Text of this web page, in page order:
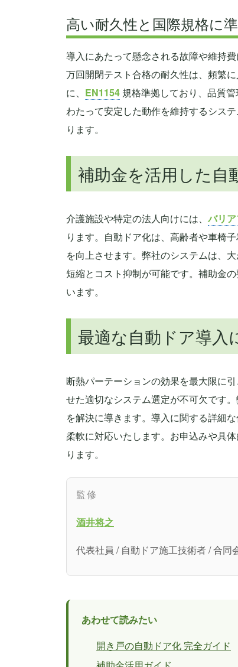
高い耐久性と国際規格に
導入にあたって懸念される故障や維持
万回開閉テスト合格の耐久性は、頻繁
に、 EN1154 規格準拠しており、品質
わたって安定した動作を維持するシス
ります。
補助金を活用した自
介護施設や特定の法人向けには、 バリ
ります。自動ドア化は、高齢者や車椅
を向上させます。弊社のシステムは、
短縮とコスト抑制が可能です。補助金
います。
最適な自動ドア導入
断熱パーテーションの効果を最大限に
せた適切なシステム選定が不可欠です
を解決に導きます。導入に関する詳細
柔軟に対応いたします。お申込みや具
ります。
監修
酒井将之
代表社員 / 自動ドア施工技術者 / 合同
あわせて読みたい
開き戸の自動ドア化 完全ガイド